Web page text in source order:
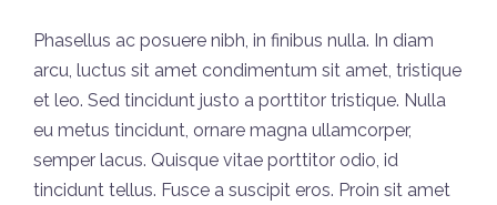
Phasellus ac posuere nibh, in finibus nulla. In diam
arcu, luctus sit amet condimentum sit amet, tristique
et leo. Sed tincidunt justo a porttitor tristique. Nulla
eu metus tincidunt, ornare magna ullamcorper,
semper lacus. Quisque vitae porttitor odio, id
tincidunt tellus. Fusce a suscipit eros. Proin sit amet